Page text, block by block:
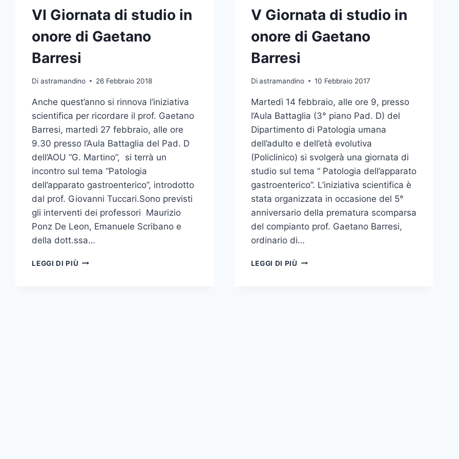
VI Giornata di studio in
onore di Gaetano
Barresi
Di astramandino 26 Febbraio 2018
Anche quest’anno si rinnova l’iniziativa
scientifica per ricordare il prof. Gaetano
Barresi, martedì 27 febbraio, alle ore
9.30 presso l’Aula Battaglia del Pad. D
dell’AOU “G. Martino”, si terrà un
incontro sul tema “Patologia
dell’apparato gastroenterico”, introdotto
dal prof. Giovanni Tuccari.Sono previsti
gli interventi dei professori Maurizio
Ponz De Leon, Emanuele Scribano e
della dott.ssa…
LEGGI DI PIÙ VI
V Giornata di studio in
onore di Gaetano
Barresi
Di astramandino 10 Febbraio 2017
Martedì 14 febbraio, alle ore 9, presso
l’Aula Battaglia (3° piano Pad. D) del
Dipartimento di Patologia umana
dell’adulto e dell’età evolutiva
(Policlinico) si svolgerà una giornata di
studio sul tema “ Patologia dell’apparato
gastroenterico”. L’iniziativa scientifica è
stata organizzata in occasione del 5°
anniversario della prematura scomparsa
del compianto prof. Gaetano Barresi,
ordinario di…
LEGGI DI PIÙ V